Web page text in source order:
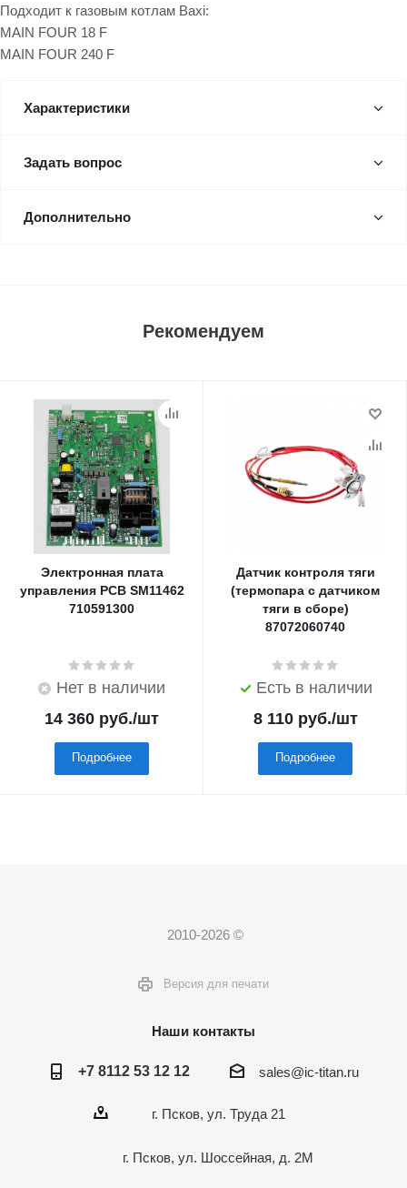
Подходит к газовым котлам Baxi:
MAIN FOUR 18 F
MAIN FOUR 240 F
Характеристики
Задать вопрос
Дополнительно
Рекомендуем
Электронная плата
управления PCB SM11462
710591300
Нет в наличии
14 360 руб./шт
Подробнее
Датчик контроля тяги
(термопара с датчиком
тяги в сборе)
87072060740
Есть в наличии
8 110руб./шт
Подробнее
2010-2026 ©
Версия для печати
Наши контакты
+7 8112 53 12 12 sales@ic-titan.ru
г. Псков, ул. Труда 21
г. Псков, ул. Шоссейная, д. 2М